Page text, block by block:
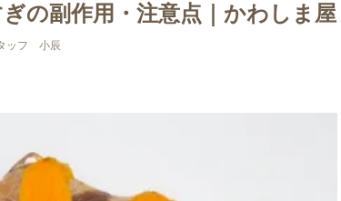
の副作用・注意点｜かわしま屋
ッフ 小辰